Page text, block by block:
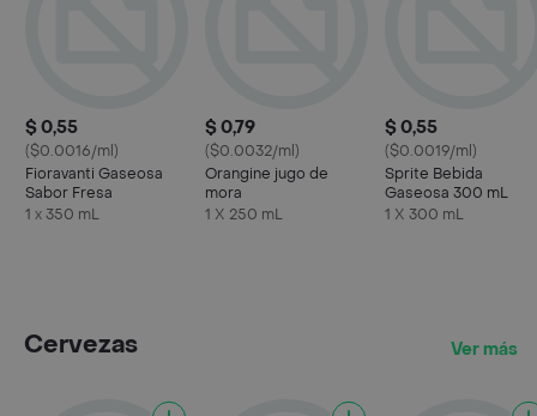
$ 0,55
($0.0016/ml)
Fioravanti Gaseosa
Sabor Fresa
1 x 350 mL
$ 0,79
($0.0032/ml)
Orangine jugo de
mora
1 X 250 mL
$ 0,55
($0.0019/ml)
Sprite Bebida
Gaseosa 300 mL
1 X 300 mL
Cervezas Ver más